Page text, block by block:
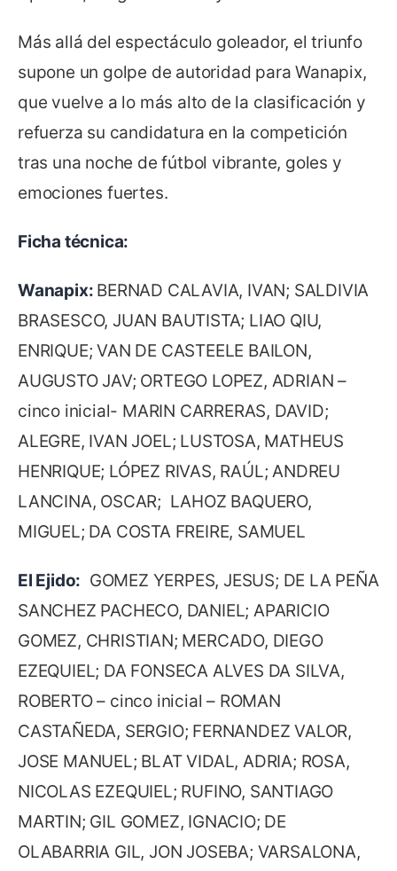
Más allá del espectáculo goleador, el triunfo
supone un golpe de autoridad para Wanapix,
que vuelve a lo más alto de la clasificación y
refuerza su candidatura en la competición
tras una noche de fútbol vibrante, goles y
emociones fuertes.
Ficha técnica:
Wanapix: BERNAD CALAVIA, IVAN; SALDIVIA
BRASESCO, JUAN BAUTISTA; LIAO QIU,
ENRIQUE; VAN DE CASTEELE BAILON,
AUGUSTO JAV; ORTEGO LOPEZ, ADRIAN –
cinco inicial- MARIN CARRERAS, DAVID;
ALEGRE, IVAN JOEL; LUSTOSA, MATHEUS
HENRIQUE; LÓPEZ RIVAS, RAÚL; ANDREU
LANCINA, OSCAR; LAHOZ BAQUERO,
MIGUEL; DA COSTA FREIRE, SAMUEL
El Ejido: GOMEZ YERPES, JESUS; DE LA PEÑA
SANCHEZ PACHECO, DANIEL; APARICIO
GOMEZ, CHRISTIAN; MERCADO, DIEGO
EZEQUIEL; DA FONSECA ALVES DA SILVA,
ROBERTO – cinco inicial – ROMAN
CASTAÑEDA, SERGIO; FERNANDEZ VALOR,
JOSE MANUEL; BLAT VIDAL, ADRIA; ROSA,
NICOLAS EZEQUIEL; RUFINO, SANTIAGO
MARTIN; GIL GOMEZ, IGNACIO; DE
OLABARRIA GIL, JON JOSEBA; VARSALONA,